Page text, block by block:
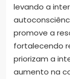
levando a
promove a
fortalecendo
priorizam a
aumento na